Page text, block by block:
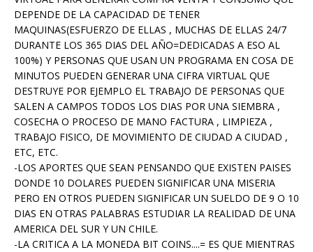
DEPENDE DE LA CAPACIDAD DE TENER
MAQUINAS(ESFUERZO DE ELLAS , MUCHAS DE ELLAS 24/7
DURANTE LOS 365 DIAS DEL AÑO=DEDICADAS A ESO AL
100%) Y PERSONAS QUE USAN UN PROGRAMA EN COSA DE
MINUTOS PUEDEN GENERAR UNA CIFRA VIRTUAL QUE
DESTRUYE POR EJEMPLO EL TRABAJO DE PERSONAS QUE
SALEN A CAMPOS TODOS LOS DIAS POR UNA SIEMBRA ,
COSECHA O PROCESO DE MANO FACTURA , LIMPIEZA ,
TRABAJO FISICO, DE MOVIMIENTO DE CIUDAD A CIUDAD ,
ETC, ETC.
-LOS APORTES QUE SEAN PENSANDO QUE EXISTEN PAISES
DONDE 10 DOLARES PUEDEN SIGNIFICAR UNA MISERIA
PERO EN OTROS PUEDEN SIGNIFICAR UN SUELDO DE 9 O 10
DIAS EN OTRAS PALABRAS ESTUDIAR LA REALIDAD DE UNA
AMERICA DEL SUR Y UN CHILE.
-LA CRITICA A LA MONEDA BIT COINS....= ES QUE MIENTRAS